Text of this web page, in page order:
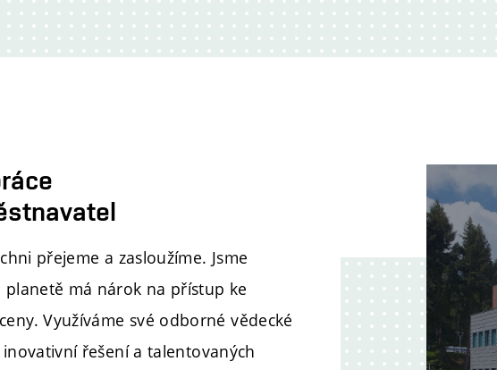
přejeme a zasloužíme. Jsme
planetě má nárok na přístup ke
Využíváme své odborné vědecké
řešení a talentovaných